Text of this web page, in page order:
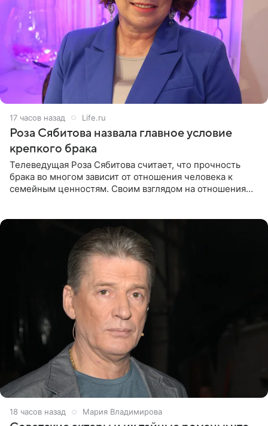
17 часов назад Life.ru
Роза Сябитова назвала главное условие
крепкого брака
Телеведущая Роза Сябитова считает, что прочность
брака во многом зависит от отношения человека к
семейным ценностям. Своим взглядом на отношения
18 часов назад Мария Владимирова